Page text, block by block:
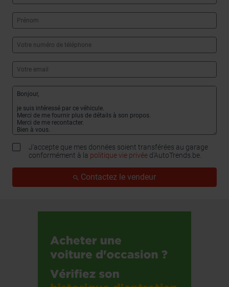
J'accepte que mes données soient transférées au garage
conformément à la politique vie privée d’AutoTrends.be.
Contactez le vendeur